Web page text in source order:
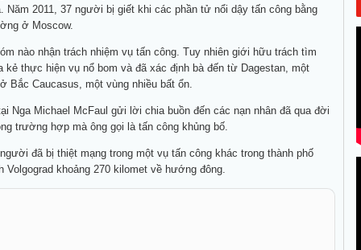
Năm 2011, 37 người bị giết khi các phần tử nổi dậy tấn công bằng
ở Moscow.
nào nhận trách nhiệm vụ tấn công. Tuy nhiên giới hữu trách tìm
kẻ thực hiện vụ nổ bom và đã xác định bà đến từ Dagestan, một
Bắc Caucasus, một vùng nhiều bất ổn.
Nga Michael McFaul gửi lời chia buồn đến các nạn nhân đã qua đời
trường hợp mà ông gọi là tấn công khủng bố.
đã bị thiệt mạng trong một vụ tấn công khác trong thành phố
Volgograd khoảng 270 kilomet về hướng đông.